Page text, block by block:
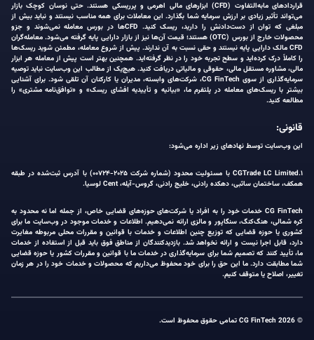
قراردادهای مابه‌التفاوت (CFD) ابزارهای مالی اهرمی و پرریسکی هستند. حتی نوسان کوچک بازار
می‌تواند تأثیر زیادی بر ارزش سرمایه شما بگذارد. این معاملات برای همه مناسب نیستند و نباید بیش از
مبلغی که توان از دست‌دادنش را دارید، ریسک کنید. CFDها در بورس معامله نمی‌شوند و جزو
محصولات خارج از بورس (OTC) هستند؛ قیمت آن‌ها نیز از بازار دارایی پایه گرفته می‌شود. معامله‌گران
CFD مالک دارایی پایه نیستند و حقی نسبت به آن ندارند. پیش از شروع معامله، مطمئن شوید ریسک‌ها
را کاملاً درک کرده‌اید و سطح تجربه خود را در نظر گرفته‌اید. همچنین بهتر است پیش از معامله هر ابزار
مالی، مشاوره مستقل مالی، حقوقی و مالیاتی دریافت کنید. هیچ‌یک از مطالب این وب‌سایت نباید توصیه
سرمایه‌گذاری از سوی CG FinTech، شرکت‌های وابسته، مدیران یا کارکنان آن تلقی شود. برای آشنایی
بیشتر با ریسک‌های معامله در پلتفرم ما، «بیانیه و تأییدیه افشای ریسک» و «توافق‌نامه مشتری» را
مطالعه کنید.
قانونی:
این وب‌سایت توسط نهادهای زیر اداره می‌شود:
۱.CGTrade LC Limited با مسئولیت محدود (شماره شرکت ۲۰۲۵-۰۰۷۲۴) با آدرس ثبت‌شده در طبقه
همکف، ساختمان ساثبی، دهکده رادنی، خلیج رادنی، گروس-آیله، Cent لوسیا.
CG FinTech خدمات خود را به افراد یا شرکت‌های حوزه‌های قضایی خاص، از جمله اما نه محدود به
کره شمالی، هنگ‌کنگ، سنگاپور و مالزی ارائه نمی‌دهیم. اطلاعات و خدمات موجود در وب‌سایت ما برای
کشوری یا حوزه قضایی که توزیع چنین اطلاعات و خدمات با قوانین و مقررات محلی مربوطه مغایرت
دارد، قابل اجرا نیست و ارائه نخواهد شد. بازدیدکنندگان از مناطق فوق باید قبل از استفاده از خدمات
ما، تأیید کنند که تصمیم شما برای سرمایه‌گذاری در خدمات ما با قوانین و مقررات کشور یا حوزه قضایی
شما مطابقت دارد. ما این حق را برای خود محفوظ می‌داریم که محصولات و خدمات خود را در هر زمان
تغییر، اصلاح یا متوقف کنیم.
© 2026 CG FinTech تمامی حقوق محفوظ است.